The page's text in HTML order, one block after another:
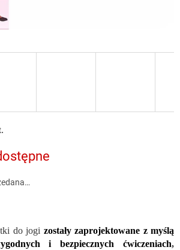
do jogi zostały zaprojektowane z myślą
i bezpiecznych ćwiczeniach,